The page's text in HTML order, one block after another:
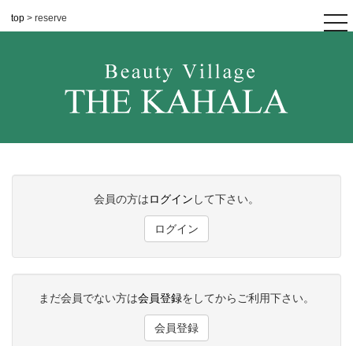
top > reserve
会員の方はログイン して下さい。
ログイン
まだ会員でない方は会員登録をしてからご利用下さい。
会員登録